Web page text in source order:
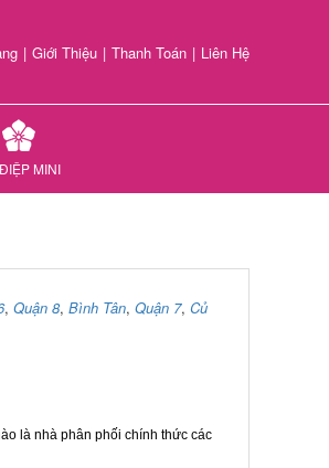
| Giới Thiệu | Thanh Toán | Liên Hệ
MINI
, Quận 8, Bình Tân, Quận 7, Củ
là nhà phân phối chính thức các